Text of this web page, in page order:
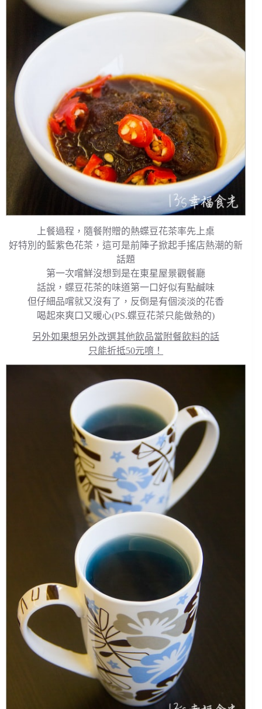
上餐過程，隨餐附贈的熱蝶豆花茶率先上桌
好特別的藍紫色花茶，這可是前陣子掀起手搖店熱潮的新
話題
第一次嚐鮮沒想到是在東星屋景觀餐廳
話說，蝶豆花茶的味道第一口好似有點鹹味
但仔細品嚐就又沒有了，反倒是有個淡淡的花香
喝起來爽口又暖心(PS.蝶豆花茶只能做熱的)
另外如果想另外改選其他飲品當附餐飲料的話
只能折抵50元唷！